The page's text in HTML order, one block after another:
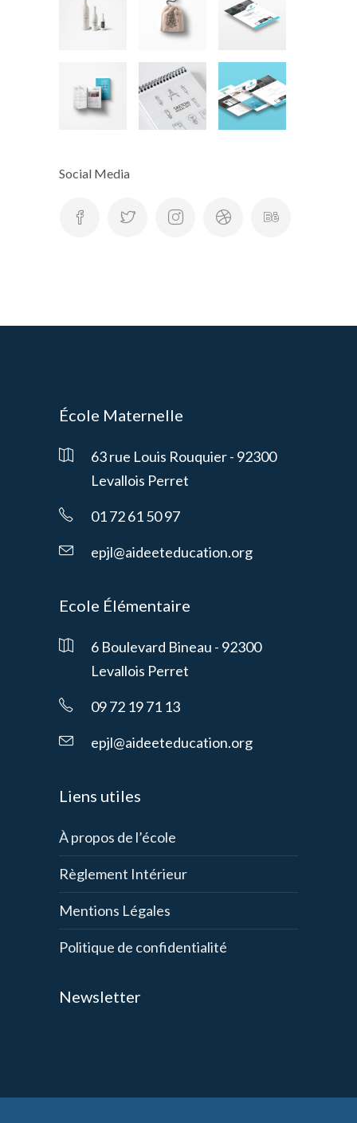
Social Media
École Maternelle
63 rue Louis Rouquier - 92300
Levallois Perret
01 72 61 50 97
epjl@aideeteducation.org
Ecole Élémentaire
6 Boulevard Bineau - 92300
Levallois Perret
09 72 19 71 13
epjl@aideeteducation.org
Liens utiles
À propos de l’école
Règlement Intérieur
Mentions Légales
Politique de confidentialité
Newsletter